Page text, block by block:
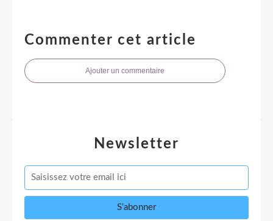
Commenter cet article
Ajouter un commentaire
Newsletter